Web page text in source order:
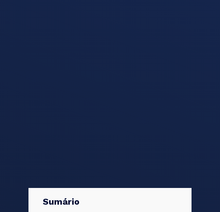
Sumário